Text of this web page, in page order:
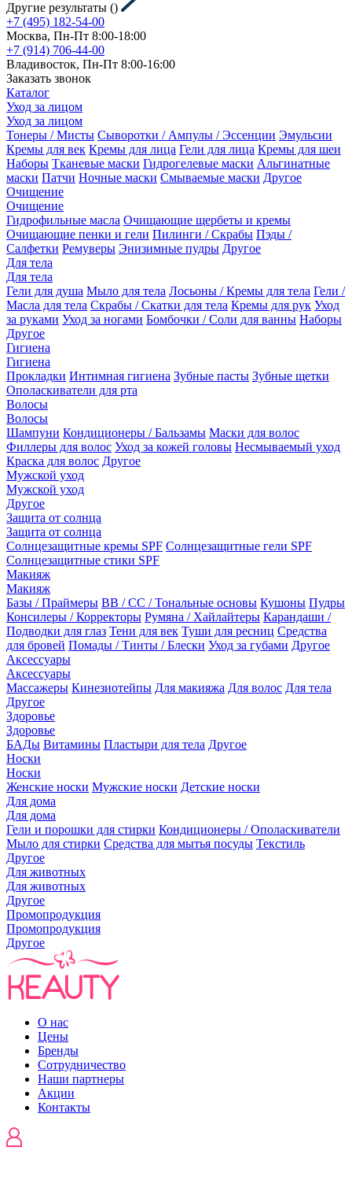
Другие результаты ()
+7 (495) 182-54-00
Москва, Пн-Пт 8:00-18:00
+7 (914) 706-44-00
Владивосток, Пн-Пт 8:00-16:00
Заказать звонок
Каталог
Уход за лицом
Уход за лицом
Тонеры / Мисты Сыворотки / Ампулы / Эссенции Эмульсии
Кремы для век Кремы для лица Гели для лица Кремы для шеи
Наборы Тканевые маски Гидрогелевые маски Альгинатные
маски Патчи Ночные маски Смываемые маски Другое
Очищение
Очищение
Гидрофильные масла Очищающие щербеты и кремы
Очищающие пенки и гели Пилинги / Скрабы Пэды /
Салфетки Ремуверы Энизимные пудры Другое
Для тела
Для тела
Гели для душа Мыло для тела Лосьоны / Кремы для тела Гели /
Масла для тела Скрабы / Скатки для тела Кремы для рук Уход
за руками Уход за ногами Бомбочки / Соли для ванны Наборы
Другое
Гигиена
Гигиена
Прокладки Интимная гигиена Зубные пасты Зубные щетки
Ополаскиватели для рта
Волосы
Волосы
Шампуни Кондиционеры / Бальзамы Маски для волос
Филлеры для волос Уход за кожей головы Несмываемый уход
Краска для волос Другое
Мужской уход
Мужской уход
Другое
Защита от солнца
Защита от солнца
Солнцезащитные кремы SPF Солнцезащитные гели SPF
Солнцезащитные стики SPF
Макияж
Макияж
Базы / Праймеры BB / CC / Тональные основы Кушоны Пудры
Консилеры / Корректоры Румяна / Хайлайтеры Карандаши /
Подводки для глаз Тени для век Туши для ресниц Средства
для бровей Помады / Тинты / Блески Уход за губами Другое
Аксессуары
Аксессуары
Массажеры Кинезиотейпы Для макияжа Для волос Для тела
Другое
Здоровье
Здоровье
БАДы Витамины Пластыри для тела Другое
Носки
Носки
Женские носки Мужские носки Детские носки
Для дома
Для дома
Гели и порошки для стирки Кондиционеры / Ополаскиватели
Мыло для стирки Средства для мытья посуды Текстиль
Другое
Для животных
Для животных
Другое
Промопродукция
Промопродукция
Другое
О нас
Цены
Бренды
Сотрудничество
Наши партнеры
Акции
Контакты